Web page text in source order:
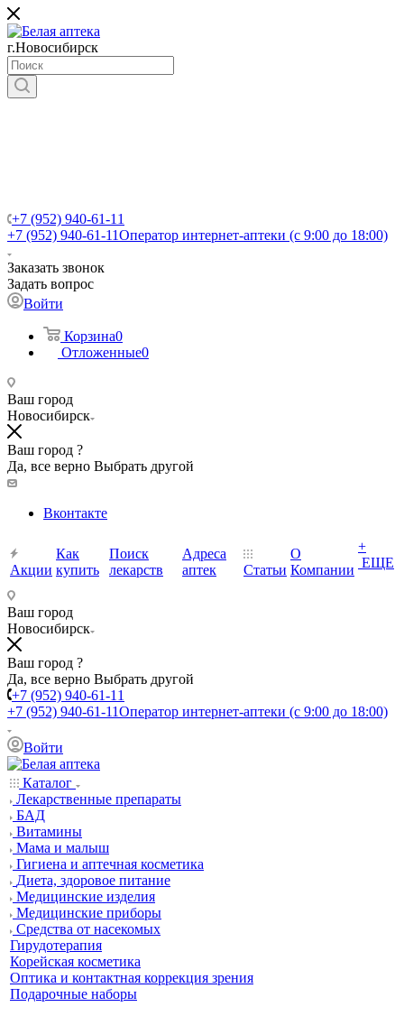
г.Новосибирск
+7 (952) 940-61-11
+7 (952) 940-61-11Оператор интернет-аптеки (с 9:00 до 18:00)
Заказать звонок
Задать вопрос
Войти
Корзина0
Отложенные0
Ваш город
Новосибирск
Ваш город ?
Да, все верно Выбрать другой
Вконтакте
Акции
Как
купить
Поиск
лекарств
Адреса
аптек
Статьи
О
Компании
+
ЕЩЕ
Ваш город
Новосибирск
Ваш город ?
Да, все верно Выбрать другой
+7 (952) 940-61-11
+7 (952) 940-61-11Оператор интернет-аптеки (с 9:00 до 18:00)
Войти
Каталог
Лекарственные препараты
БАД
Витамины
Мама и малыш
Гигиена и аптечная косметика
Диета, здоровое питание
Медицинские изделия
Медицинские приборы
Средства от насекомых
Гирудотерапия
Корейская косметика
Оптика и контактная коррекция зрения
Подарочные наборы